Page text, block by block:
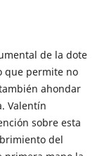
de la dote
que permite no
ahondar
Valentín
sobre esta
del